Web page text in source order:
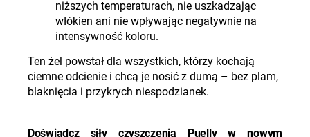
niższych temperaturach, nie uszkadzając
włókien ani nie wpływając negatywnie na
intensywność koloru.
Ten żel powstał dla wszystkich, którzy kochają
ciemne odcienie i chcą je nosić z dumą – bez plam,
blaknięcia i przykrych niespodzianek.
Doświadcz siły czyszczenia Puelly w nowym